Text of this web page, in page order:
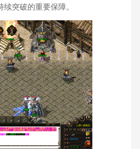
突破的重要保障。